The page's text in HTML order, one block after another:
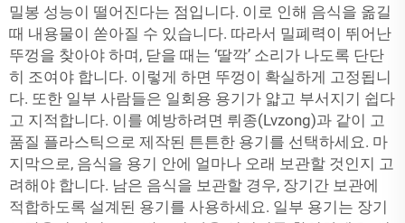
밀봉 성능이 떨어진다는 점입니다. 이로 인해 음식을 옮길
때 내용물이 쏟아질 수 있습니다. 따라서 밀폐력이 뛰어난
뚜껑을 찾아야 하며, 닫을 때는 ‘딸깍’ 소리가 나도록 단단
히 조여야 합니다. 이렇게 하면 뚜껑이 확실하게 고정됩니
다. 또한 일부 사람들은 일회용 용기가 얇고 부서지기 쉽다
고 지적합니다. 이를 예방하려면 뤼종(Lvzong)과 같이 고
품질 플라스틱으로 제작된 튼튼한 용기를 선택하세요. 마
지막으로, 음식을 용기 안에 얼마나 오래 보관할 것인지 고
려해야 합니다. 남은 음식을 보관할 경우, 장기간 보관에
적합하도록 설계된 용기를 사용하세요. 일부 용기는 장기